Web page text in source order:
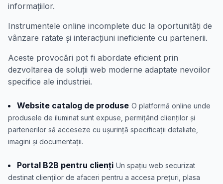
informațiilor.
Instrumentele online incomplete duc la oportunități de
vânzare ratate și interacțiuni ineficiente cu partenerii.
Aceste provocări pot fi abordate eficient prin
dezvoltarea de soluții web moderne adaptate nevoilor
specifice ale industriei.
Website catalog de produse O platformă online unde
produsele de iluminat sunt expuse, permițând clienților și
partenerilor să acceseze cu ușurință specificații detaliate,
imagini și documentații.
Portal B2B pentru clienți Un spațiu web securizat
destinat clienților de afaceri pentru a accesa prețuri, plasa